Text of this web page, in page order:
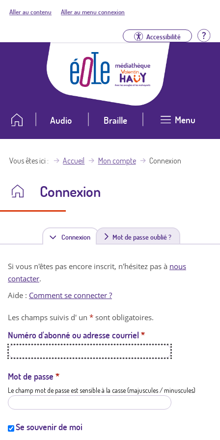
Aller au contenu Aller au menu connexion
Accessibilité
Audio Braille Menu
Vous êtes ici Accueil Mon compte Connexion
Connexion
Connexion(
n
t
a
t
i
Mot de passe oublié ?
Si vous n'êtes pas encore inscrit, n'hésitez pas à nous
contacter.
Aide : Comment se connecter ?
Les champs suivis d' un * sont obligatoires.
Numéro d'abonné ou adresse courriel *
Mot de passe *
Le champ mot de passe est sensible à la casse (majuscules / minuscules)
Se souvenir de moi